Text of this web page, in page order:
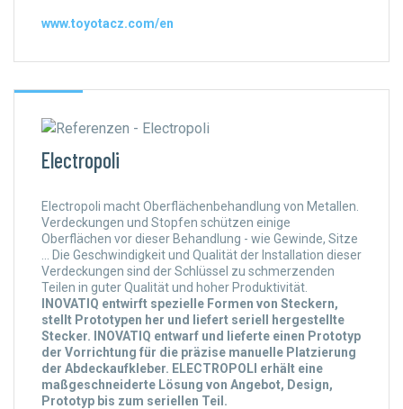
www.toyotacz.com/en
Electropoli
Electropoli macht Oberflächenbehandlung von Metallen.
Verdeckungen und Stopfen schützen einige
Oberflächen vor dieser Behandlung - wie Gewinde, Sitze
... Die Geschwindigkeit und Qualität der Installation dieser
Verdeckungen sind der Schlüssel zu schmerzenden
Teilen in guter Qualität und hoher Produktivität.
INOVATIQ entwirft spezielle Formen von Steckern,
stellt Prototypen her und liefert seriell hergestellte
Stecker. INOVATIQ entwarf und lieferte einen Prototyp
der Vorrichtung für die präzise manuelle Platzierung
der Abdeckaufkleber. ELECTROPOLI erhält eine
maßgeschneiderte Lösung von Angebot, Design,
Prototyp bis zum seriellen Teil.